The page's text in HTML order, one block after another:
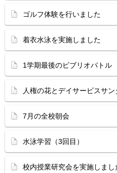
ゴルフ体験を行いました
着衣水泳を実施しました
1学期最後のビブリオバトル
人権の花とデイサービスサ
7月の全校朝会
水泳学習（3回目）
校内授業研究会を実施しまし